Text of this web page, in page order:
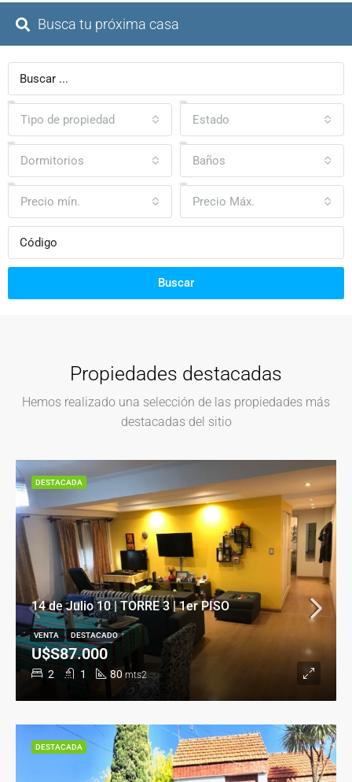
Busca tu próxima casa
Tipo de propiedad Estado
Dormitorios Baños
Precio mín. Precio Máx.
Buscar
Propiedades destacadas
Hemos realizado una selección de las propiedades más
destacadas del sitio
14 de Julio 10 | TORRE 3 | 1er PISO
2 1 80 mts2
U$S87.000
VENTA DESTACADO
DESTACADA
DESTACADA